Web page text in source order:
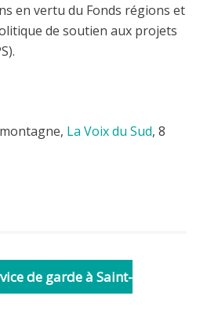
en vertu du Fonds régions et
de soutien aux projets
La Voix du Sud, 8
de garde à Saint-